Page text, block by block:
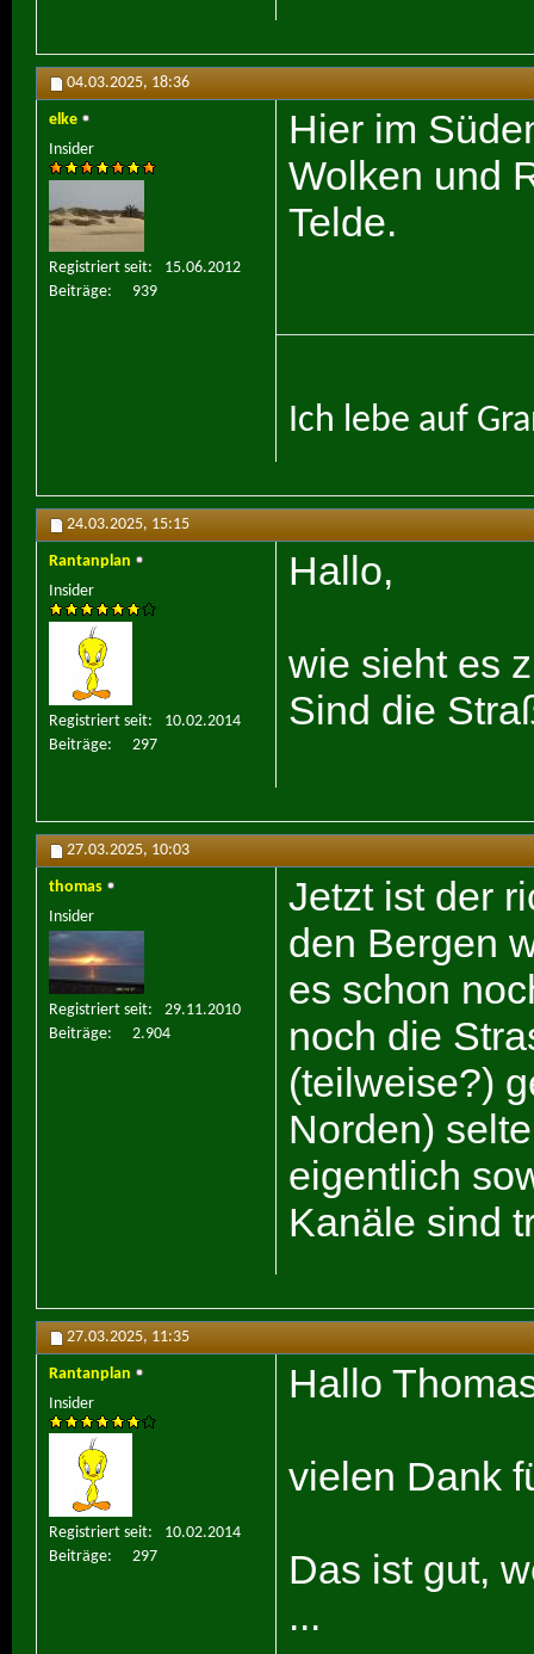
04.03.2025, 18:36
elke
Insider
Registriert seit
15.06.2012
Beiträge
939
Hier im
Wolken und
Telde.
Ich lebe auf
24.03.2025, 15:15
Rantanplan
Insider
Registriert seit
10.02.2014
Beiträge
297
Hallo,
wie sieht es
Sind die
27.03.2025, 10:03
thomas
Insider
Registriert seit
29.11.2010
Beiträge
2.904
Jetzt ist der
den Bergen
es schon
noch die
(teilweise?)
Norden)
eigentlich
Kanäle sind
27.03.2025, 11:35
Rantanplan
Insider
Registriert seit
10.02.2014
Beiträge
297
Hallo
vielen Dank
Das ist gut,
...